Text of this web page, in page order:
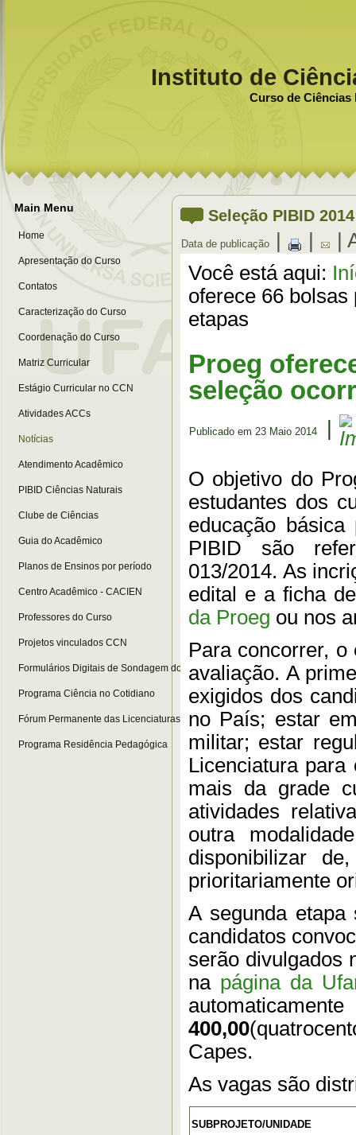
Instituto de
Curso de Ciências
Main Menu
Home
Apresentação do Curso
Contatos
Caracterização do Curso
Coordenação do Curso
Matriz Curricular
Estágio Curricular no CCN
Atividades ACCs
Notícias
Atendimento Acadêmico
PIBID Ciências Naturais
Clube de Ciências
Guia do Acadêmico
Planos de Ensinos por período
Centro Acadêmico - CACIEN
Professores do Curso
Projetos vinculados CCN
Formulários Digitais de Sondagem do Curso
Programa Ciência no Cotidiano
Fórum Permanente das Licenciaturas
Programa Residência Pedagógica
Seleção PIBID 2014
Data de publicação
|
Você está aqui:
oferece 66
etapas
Proeg
seleção
Publicado em 23 Maio 2014
O objetivo do
estudantes dos
educação
PIBID são
013/2014. As
edital e a ficha
da Proeg ou nos
Para concorrer,
avaliação. A
exigidos dos
no País; estar
militar; estar
Licenciatura
mais da grade
atividades
outra
disponibilizar
prioritariamente
A segunda
candidatos
serão divulgados
na página da
400,00
Capes.
As vagas são
SUBPROJETO/UNIDADE